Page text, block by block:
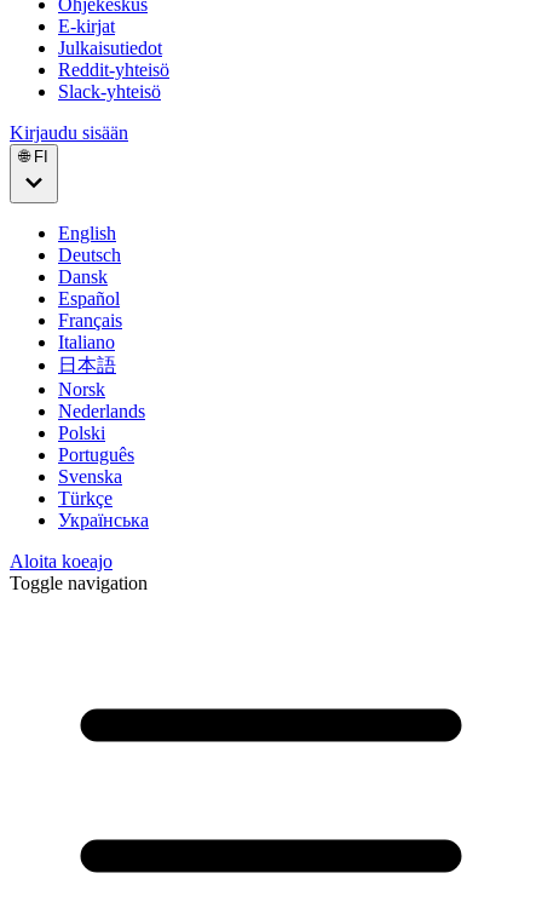
Ohjekeskus
E-kirjat
Julkaisutiedot
Reddit-yhteisö
Slack-yhteisö
Kirjaudu sisään
🌐 FI
English
Deutsch
Dansk
Español
Français
Italiano
日本語
Norsk
Nederlands
Polski
Português
Svenska
Türkçe
Українська
Aloita koeajo
Toggle navigation